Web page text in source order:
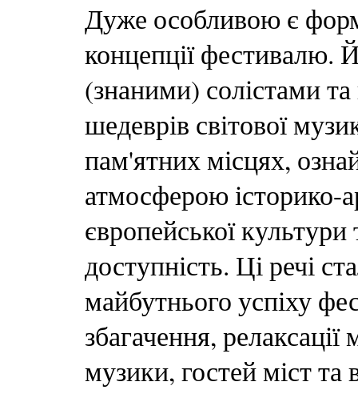
Дуже особливою є
концепції фестивалю.
(знаними) солістами
шедеврів світової
пам'ятних місцях,
атмосферою історико-
європейської культури
доступність. Ці речі
майбутнього успіху
збагачення,
музики, гостей міст